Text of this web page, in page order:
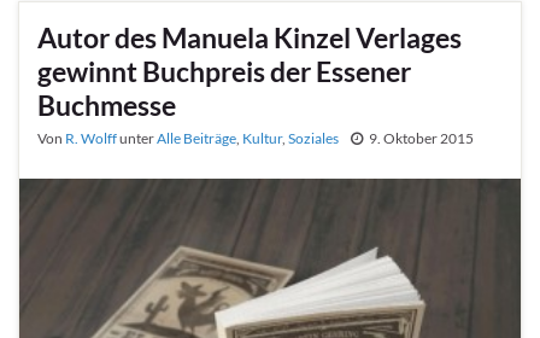
Autor des Manuela Kinzel Verlages
gewinnt Buchpreis der Essener
Buchmesse
Von R. WolffunterAlle Beiträge, Kultur, Soziales 9. Oktober 2015